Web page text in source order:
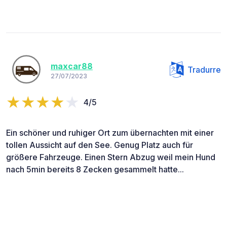
maxcar88
27/07/2023
Tradurre
4/5
Ein schöner und ruhiger Ort zum übernachten mit einer
tollen Aussicht auf den See. Genug Platz auch für
größere Fahrzeuge. Einen Stern Abzug weil mein Hund
nach 5min bereits 8 Zecken gesammelt hatte...